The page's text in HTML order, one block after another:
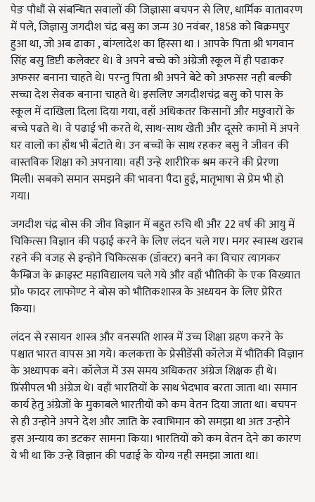
पेङ पौधौं से संबन्धित सवालों की जिज्ञासा बचपन से लिए, धार्मिक वातावरण
में पले, जिज्ञासु जगदीश चंद्र बसु का जन्म 30 नवंबर, 1858 को बिक्रमपुर
हुआ था, जो अब ढाका , बांग्लादेश का हिस्सा था । आपके पिता श्री भगवान
सिंह बसु डिप्टी कलेक्टर थे। वे अपने बच्चे को अंग्रेजी स्कूल में ही पढाकर
अफसर बनाना चाहते थे। परन्तु पिता श्री अपने बेटे को अफसर नही बल्की
सच्चा देश सेवक बनाना चाहते थे। इसलिए जगदीशचंद्र बसु को पास के
स्कूल में दाखिला दिला दिया गया, वहाँ अधिकतर किसानों और मछुवारों के
बच्चे पढते थे। वे पढाई भी करते थे, साथ-साथ खेती और दूसरे कामों में अपने
घर वालों का हाँथ भी बँटाते थे। उन बच्चों के साथ रहकर बसु ने जीवन की
वास्तविक शिक्षा को अपनाया। वहीं उन्हे शारीरिक श्रम करने की प्रेरणा
मिली। सबको समान समझने की भावना पैदा हुई, मातृभाषा से प्रेम भी हो
गया।
जगदीश चंद्र बोस की जीव विज्ञान में बहुत रुचि थी और 22 वर्ष की आयु में
चिकित्सा विज्ञान की पढ़ाई करने के लिए लंदन चले गए। मगर स्वास्थ खराब
रहने की वजह से इन्होने चिकित्सक (डॉक्टर) बनने का विचार त्यागकर
कैम्ब्रिज के क्राइस्ट महाविद्यालय चले गये और वहाँ भौतिकी के एक विख्यात
प्रो॰ फादर लाफोण्ट ने बोस को भौतिकशास्त्र के अध्ययन के लिए प्रेरित
किया।
लंदन से रसायन शास्त्र और वनस्पति शास्त्र में उच्च शिक्षा ग्रहण करने के
पश्चात भारत वापस आ गये। कलकत्ता के प्रेसीडेंसी कॉलेज में भौतिकी विज्ञान
के अध्यापक बने। कॉलेज में उस समय अधिकतर अंग्रेज शिक्षक ही थे।
प्रिंसीपल भी अंग्रेज थे। वहाँ भारतियों के साथ भेदभाव बरता जाता था। समान
कार्य हेतु अंग्रेजों के मुकाबले भारतीयों को कम वेतन दिया जाता था। बचपन
से ही उन्होने अपने देश और जाति के स्वाभिमान को समझा था अतः उन्होने
इस अन्याय का डटकर सामना किया। भारतियों को कम वेतन देने का कारण
ये भी था कि उन्हे विज्ञान की पढाई के योग्य नही समझा जाता था।